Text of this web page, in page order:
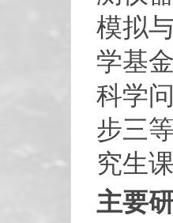
模拟
学基
科学
步三
究生
主要